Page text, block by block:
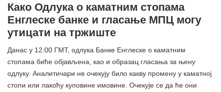
Како Одлука о каматним стопама
Енглеске банке и гласање МПЦ могу
утицати на тржиште
Данас у 12:00 ГМТ, одлука Банке Енглеске о каматним
стопама биће објављена, као и образац гласања за њену
одлуку. Аналитичари не очекују било какву промену у каматној
стопи или лакоћу куповине имовине. Очекује се да ће они